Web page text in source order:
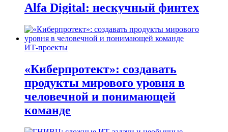
Alfa Digital: нескучный финтех
ИТ-проекты
«Киберпротект»: создавать
продукты мирового уровня в
человечной и понимающей
команде